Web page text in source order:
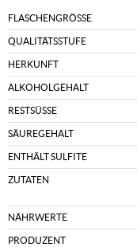
FLASCHENGRÖSSE
QUALITÄTSSTUFE
HERKUNFT
ALKOHOLGEHALT
RESTSÜSSE
SÄUREGEHALT
ENTHÄLT SULFITE
ZUTATEN
NÄHRWERTE
PRODUZENT